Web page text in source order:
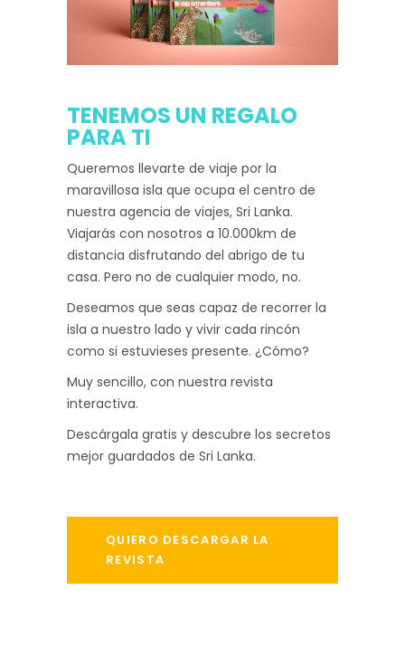
TENEMOS UN REGALO
PARA TI
Queremos llevarte de viaje por la
maravillosa isla que ocupa el centro de
nuestra agencia de viajes, Sri Lanka.
Viajarás con nosotros a 10.000km de
distancia disfrutando del abrigo de tu
casa. Pero no de cualquier modo, no.
Deseamos que seas capaz de recorrer la
isla a nuestro lado y vivir cada rincón
como si estuvieses presente. ¿Cómo?
Muy sencillo, con nuestra revista
interactiva.
Descárgala gratis y descubre los secretos
mejor guardados de Sri Lanka.
QUIERO DESCARGAR LA
REVISTA